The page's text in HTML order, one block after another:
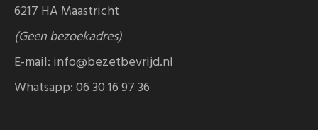
6217 HA Maastricht
(Geen bezoekadres)
E-mail: info@bezetbevrijd.nl
Whatsapp:06 30 16 97 36